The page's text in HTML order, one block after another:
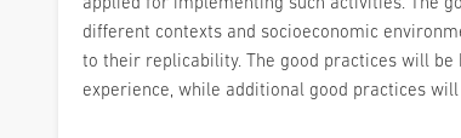
applied for implementing such activities. The
different contexts and socioeconomic
to their replicability. The good practices will
experience, while additional good practices